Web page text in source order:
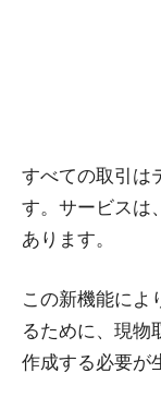
すべての取引は
す。サービスは
あります。
この新機能によ
るために、現物
作成する必要が